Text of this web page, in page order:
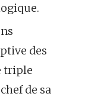
des
triple
de sa